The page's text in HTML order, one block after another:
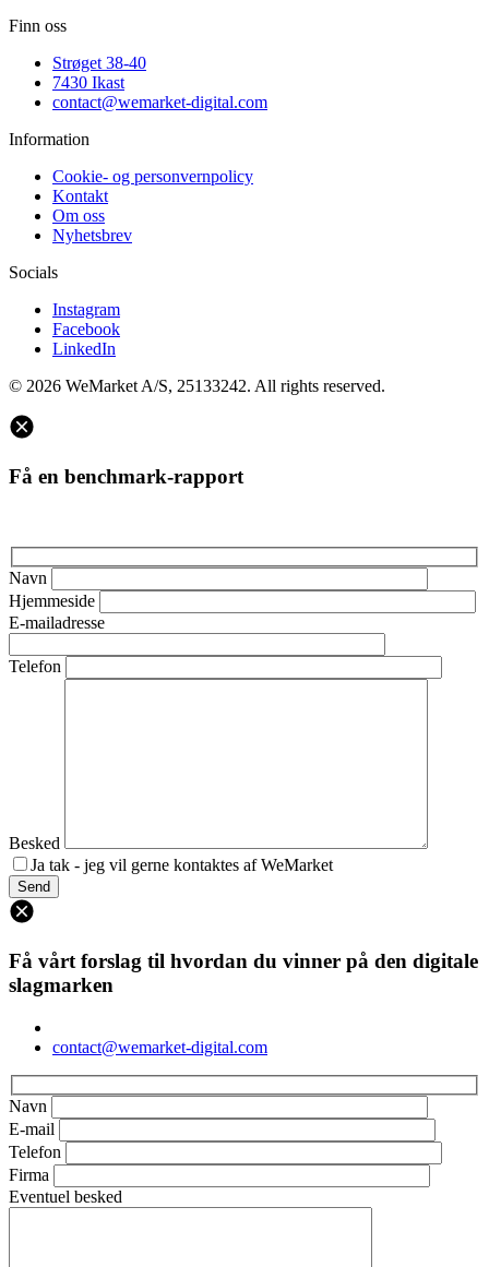
Finn oss
Strøget 38-40
7430 Ikast
contact@wemarket-digital.com
Information
Cookie- og personvernpolicy
Kontakt
Om oss
Nyhetsbrev
Socials
Instagram
Facebook
LinkedIn
© 2026 WeMarket A/S, 25133242. All rights reserved.
Få en benchmark-rapport
Navn
Hjemmeside
E-mailadresse
Telefon
Besked
Ja tak - jeg vil gerne kontaktes af WeMarket
Få vårt forslag til hvordan du vinner på den digitale
slagmarken
contact@wemarket-digital.com
Navn
E-mail
Telefon
Firma
Eventuel besked